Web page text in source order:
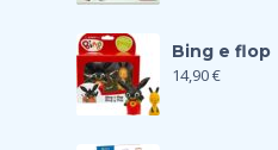
Bing e flop
14,90€